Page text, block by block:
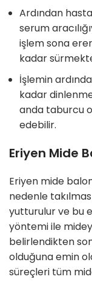
Ardından
serum
işlem sona
kadar
İşlemin
kadar
anda taburcu
edebilir.
Eriyen Mide
Eriyen mide
nedenle
yutturulur ve bu
yöntemi ile
belirlendikten
olduğuna emin
süreçleri tüm